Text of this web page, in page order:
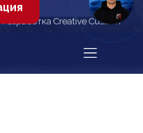
Разработка Creative Custom